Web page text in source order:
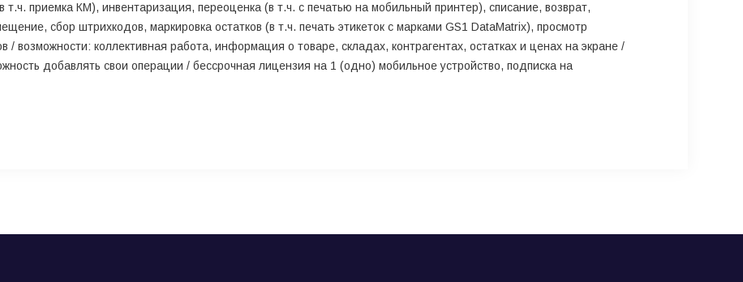
т.ч. приемка КМ), инвентаризация, переоценка (в т.ч. с печатью на мобильный принтер), списание, возврат,
сбор штрихкодов, маркировка остатков (в т.ч. печать этикеток с марками GS1 DataMatrix), просмотр
/ возможности: коллективная работа, информация о товаре, складах, контрагентах, остатках и ценах на экране /
добавлять свои операции / бессрочная лицензия на 1 (одно) мобильное устройство, подписка на